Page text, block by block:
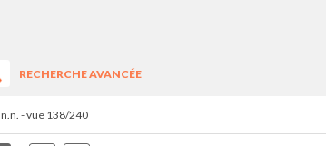
RECHERCHE AVANCÉE
n.n. - vue 138/240